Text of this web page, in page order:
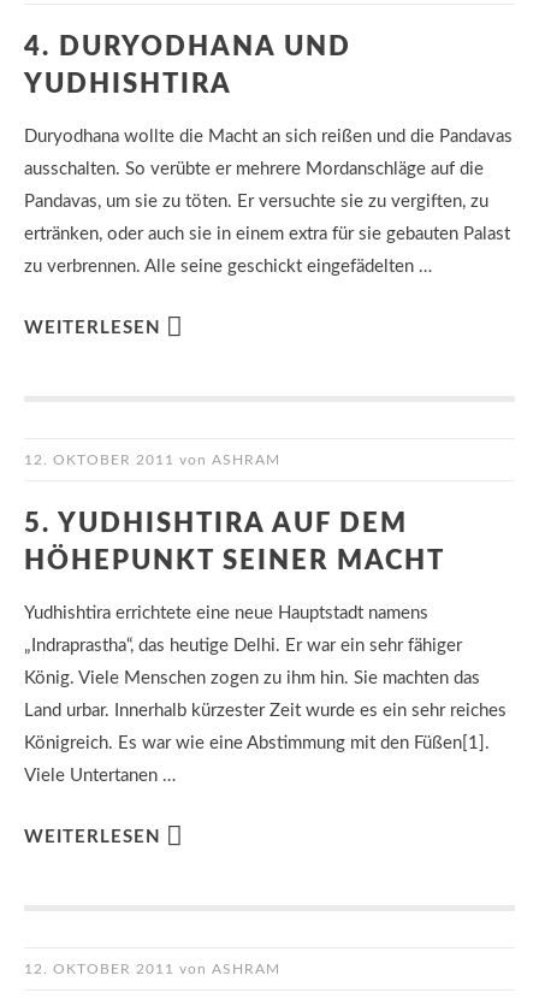
4. DURYODHANA UND
YUDHISHTIRA
Duryodhana wollte die Macht an sich reißen und die Pandavas
ausschalten. So verübte er mehrere Mordanschläge auf die
Pandavas, um sie zu töten. Er versuchte sie zu vergiften, zu
ertränken, oder auch sie in einem extra für sie gebauten Palast
zu verbrennen. Alle seine geschickt eingefädelten …
WEITERLESEN
12. OKTOBER 2011 von ASHRAM
5. YUDHISHTIRA AUF DEM
HÖHEPUNKT SEINER MACHT
Yudhishtira errichtete eine neue Hauptstadt namens
„Indraprastha“, das heutige Delhi. Er war ein sehr fähiger
König. Viele Menschen zogen zu ihm hin. Sie machten das
Land urbar. Innerhalb kürzester Zeit wurde es ein sehr reiches
Königreich. Es war wie eine Abstimmung mit den Füßen[1].
Viele Untertanen …
WEITERLESEN
12. OKTOBER 2011 von ASHRAM